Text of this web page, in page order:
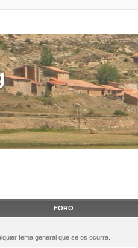
FORO
tema general que se os ocurra.